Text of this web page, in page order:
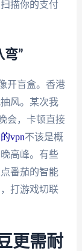
描你的支付
弯”
开盲盒。香港
风。某次我
会，卡顿直接
vpn不该是概
高峰。有些
番茄的智能
打游戏切联
更需耐